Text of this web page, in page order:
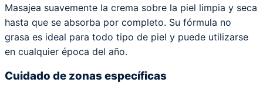
Masajea suavemente la crema sobre la piel limpia y seca
hasta que se absorba por completo. Su fórmula no
grasa es ideal para todo tipo de piel y puede utilizarse
en cualquier época del año.
Cuidado de zonas específicas